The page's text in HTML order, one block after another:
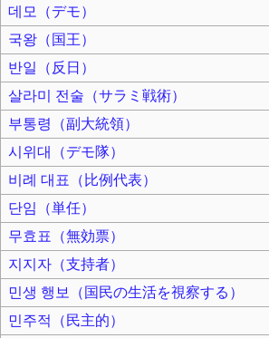
데모（デモ）
국왕（国王）
반일（反日）
살라미 전술（サラミ戦術）
부통령（副大統領）
시위대（デモ隊）
비례 대표（比例代表）
단임（単任）
무효표（無効票）
지지자（支持者）
민생 행보（国民の生活を視察する）
민주적（民主的）